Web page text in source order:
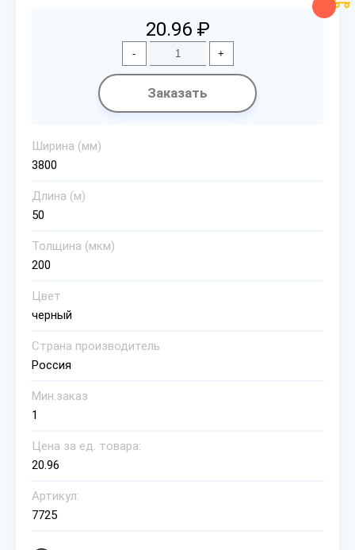
20.96 ₽
- +
Заказать
Ширина (мм)
3800
Длина (м)
50
Толщина (мкм)
200
Цвет
черный
Страна производитель
Россия
Мин.заказ
1
Цена за ед. товара:
20.96
Артикул:
7725